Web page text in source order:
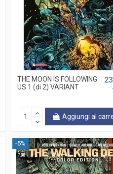
THE MOON IS FOLLOWING
US 1 (di 2) VARIANT
Aggiungi al
-5%